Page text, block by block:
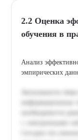
2.2 Оценка
обучения в
Анализ
эмпирических